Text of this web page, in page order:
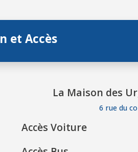
et Accès
La Maison des
6 rue du
Accès Voiture